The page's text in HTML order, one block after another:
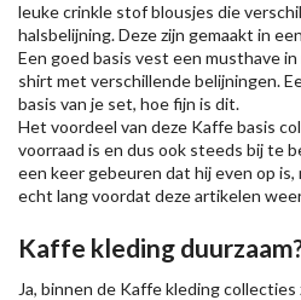
leuke crinkle stof blousjes die
halsbelijning. Deze zijn gemaakt in
Een goed basis vest een musthave
shirt met verschillende belijningen.
basis van je set, hoe fijn is dit.
Het voordeel van deze Kaffe basis
voorraad is en dus ook steeds bij te
een keer gebeuren dat hij even op
echt lang voordat deze artikelen
Kaffe kleding
Ja, binnen de Kaffe kleding